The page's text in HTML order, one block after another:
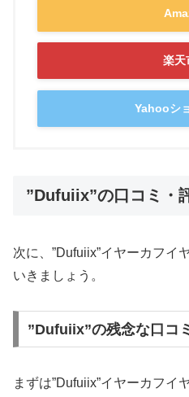
楽天
Yahooシ
”Dufuiix”の口コミ・
次に、”Dufuiix”イヤーカフイ
いきましょう。
”Dufuiix”の残念な口コ
まずは”Dufuiix”イヤーカフイ